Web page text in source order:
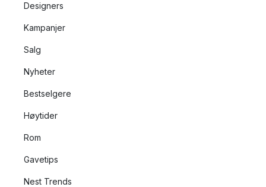
Designers
Kampanjer
Salg
Nyheter
Bestselgere
Høytider
Rom
Gavetips
Nest Trends